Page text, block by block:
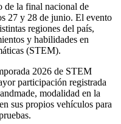
de la final nacional de
27 y 28 de junio. El evento
regiones del país,
y habilidades en
(STEM).
2026 de STEM
participación registrada
modalidad en la
sus propios vehículos para